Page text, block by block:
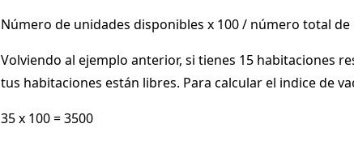
Número de unidades disponibles x 100 / número total de
Volviendo al ejemplo anterior, si tienes 15 habitaciones
tus habitaciones están libres. Para calcular el indice de
35 x 100 = 3500